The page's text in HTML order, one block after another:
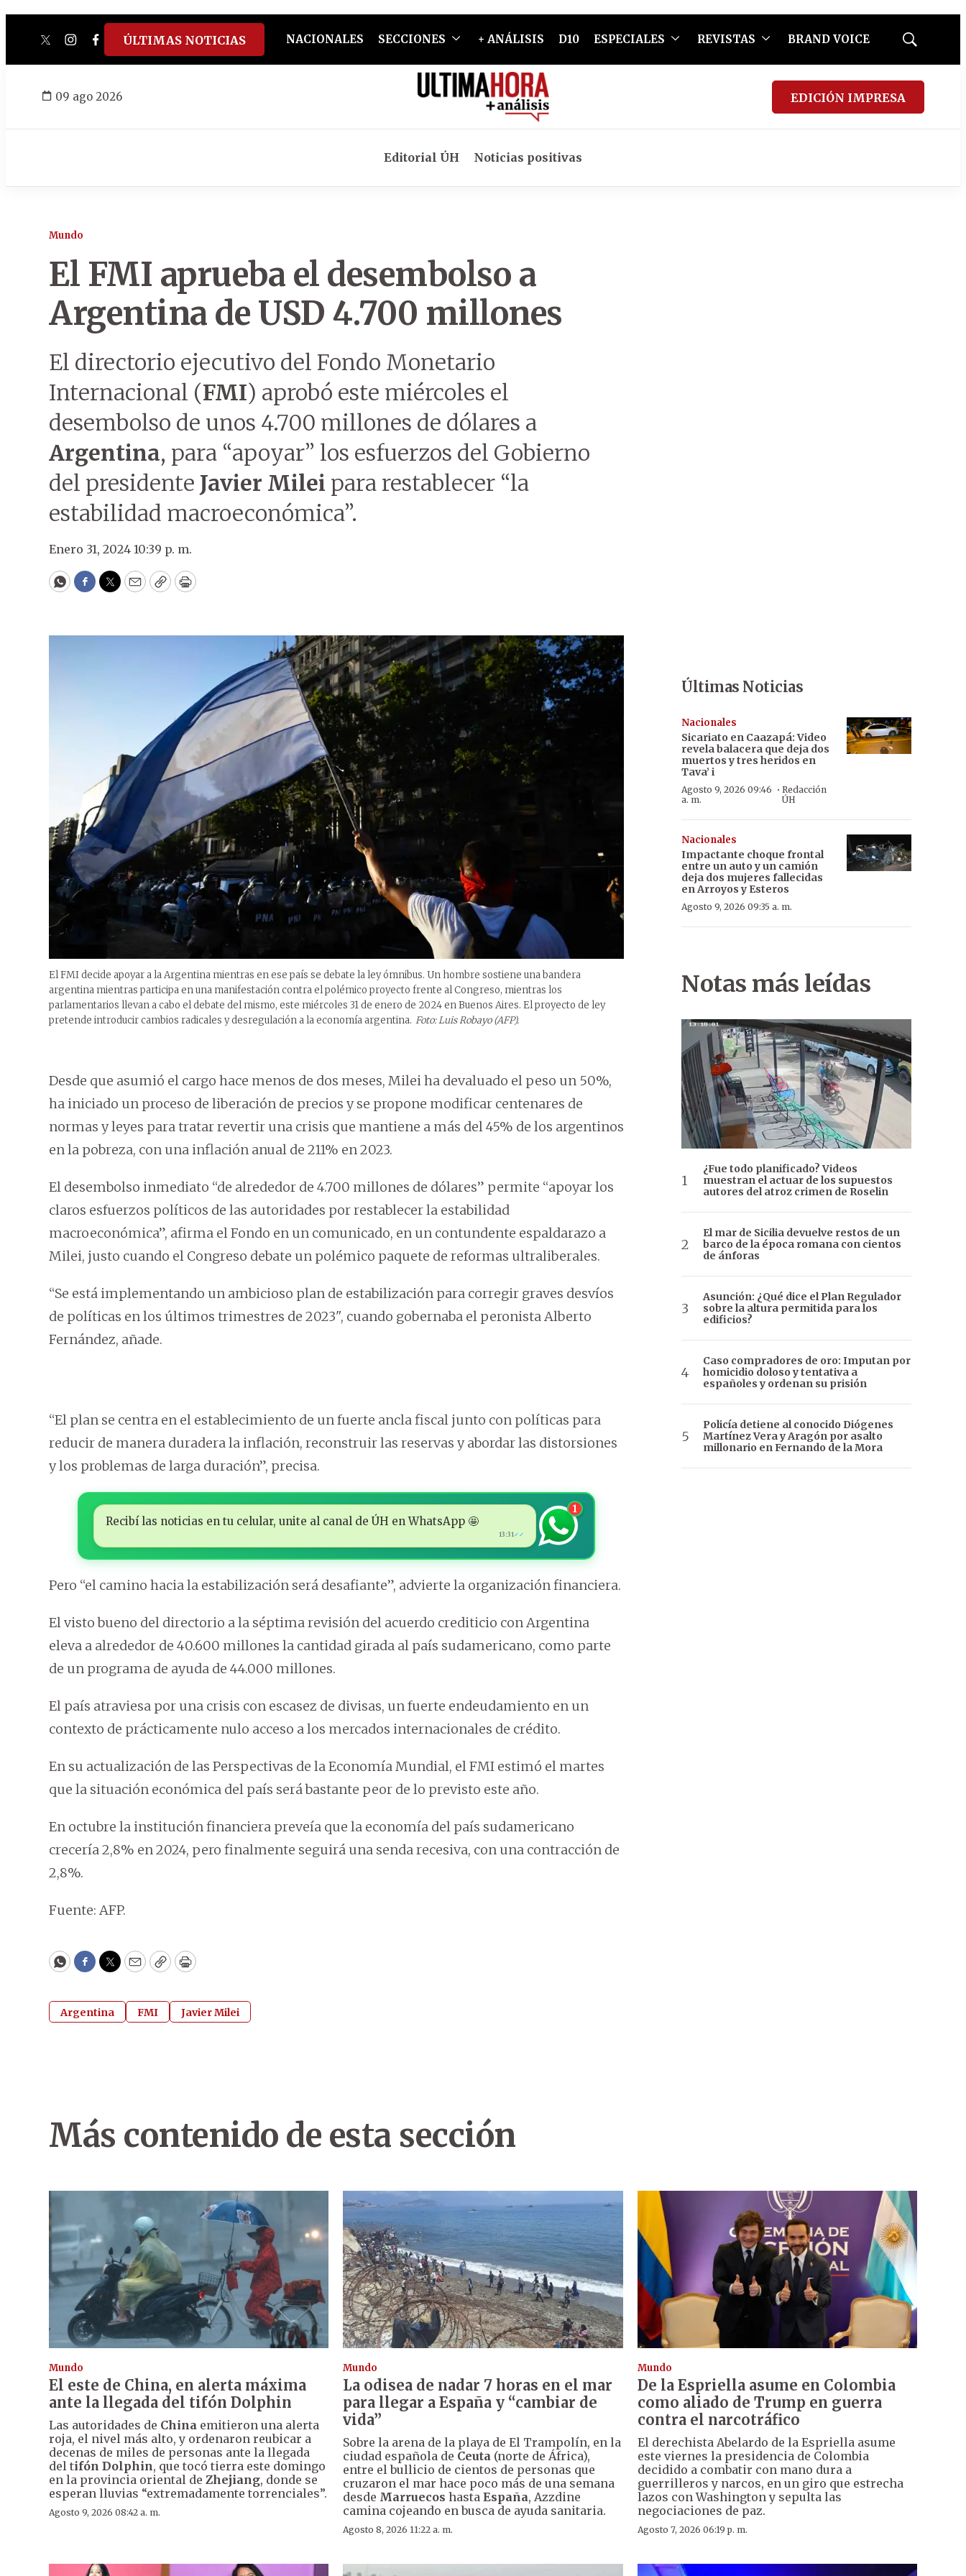
twitterinstagram
facebook
tiktokyoutube
spotify
ÚLTIMAS NOTICIAS NACIONALES SECCIONES + ANÁLISIS D10 ESPECIALES REVISTAS BRAND VOICE
Mostrar
09 ago 2026 EDICIÓN IMPRESA
Editorial ÚH Noticias positivas
Mundo
El FMI aprueba el desembolso a
Argentina de USD 4.700 millones
El directorio ejecutivo del Fondo Monetario
Internacional (FMI) aprobó este miércoles el
desembolso de unos 4.700 millones de dólares a
Argentina, para “apoyar” los esfuerzos del Gobierno
del presidente Javier Milei para restablecer “la
estabilidad macroeconómica”.
Enero 31, 2024 10:39 p. m.
WhatsApp
Facebook
Twitter
EmailCopyPrint
El FMI decide apoyar a la Argentina mientras en ese país se debate la ley ómnibus. Un hombre sostiene una bandera
argentina mientras participa en una manifestación contra el polémico proyecto frente al Congreso, mientras los
parlamentarios llevan a cabo el debate del mismo, este miércoles 31 de enero de 2024 en Buenos Aires. El proyecto de ley
pretende introducir cambios radicales y desregulación a la economía argentina. Foto: Luis Robayo (AFP).
Desde que asumió el cargo hace menos de dos meses, Milei ha devaluado el peso un 50%,
ha iniciado un proceso de liberación de precios y se propone modificar centenares de
normas y leyes para tratar revertir una crisis que mantiene a más del 45% de los argentinos
en la pobreza, con una inflación anual de 211% en 2023.
El desembolso inmediato “de alrededor de 4.700 millones de dólares” permite “apoyar los
claros esfuerzos políticos de las autoridades por restablecer la estabilidad
macroeconómica”, afirma el Fondo en un comunicado, en un contundente espaldarazo a
Milei, justo cuando el Congreso debate un polémico paquete de reformas ultraliberales.
“Se está implementando un ambicioso plan de estabilización para corregir graves desvíos
de políticas en los últimos trimestres de 2023", cuando gobernaba el peronista Alberto
Fernández, añade.
“El plan se centra en el establecimiento de un fuerte ancla fiscal junto con políticas para
reducir de manera duradera la inflación, reconstruir las reservas y abordar las distorsiones
y los problemas de larga duración”, precisa.
Recibí las noticias en tu celular, unite al canal de ÚH en WhatsApp 🤩
13:31✓✓
1
Pero “el camino hacia la estabilización será desafiante”, advierte la organización financiera.
El visto bueno del directorio a la séptima revisión del acuerdo crediticio con Argentina
eleva a alrededor de 40.600 millones la cantidad girada al país sudamericano, como parte
de un programa de ayuda de 44.000 millones.
El país atraviesa por una crisis con escasez de divisas, un fuerte endeudamiento en un
contexto de prácticamente nulo acceso a los mercados internacionales de crédito.
En su actualización de las Perspectivas de la Economía Mundial, el FMI estimó el martes
que la situación económica del país será bastante peor de lo previsto este año.
En octubre la institución financiera preveía que la economía del país sudamericano
crecería 2,8% en 2024, pero finalmente seguirá una senda recesiva, con una contracción de
2,8%.
Fuente: AFP.
WhatsApp
Facebook
Twitter
EmailCopyPrint
Argentina FMI Javier Milei
Últimas Noticias
Nacionales
Sicariato en Caazapá: Video
revela balacera que deja dos
muertos y tres heridos en
Tava’ i
Agosto 9, 2026 09:46
a. m.
·Redacción
ÚH
Nacionales
Impactante choque frontal
entre un auto y un camión
deja dos mujeres fallecidas
en Arroyos y Esteros
Agosto 9, 2026 09:35 a. m.
Notas más leídas
¿Fue todo planificado? Videos
muestran el actuar de los supuestos
autores del atroz crimen de Roselin
El mar de Sicilia devuelve restos de un
barco de la época romana con cientos
de ánforas
Asunción: ¿Qué dice el Plan Regulador
sobre la altura permitida para los
edificios?
Caso compradores de oro: Imputan por
homicidio doloso y tentativa a
españoles y ordenan su prisión
Policía detiene al conocido Diógenes
Martínez Vera y Aragón por asalto
millonario en Fernando de la Mora
Más contenido de esta sección
Mundo
El este de China, en alerta máxima
ante la llegada del tifón Dolphin
Las autoridades de China emitieron una alerta
roja, el nivel más alto, y ordenaron reubicar a
decenas de miles de personas ante la llegada
del tifón Dolphin, que tocó tierra este domingo
en la provincia oriental de Zhejiang, donde se
esperan lluvias “extremadamente torrenciales”.
Agosto 9, 2026 08:42 a. m.
Mundo
La odisea de nadar 7 horas en el mar
para llegar a España y “cambiar de
vida”
Sobre la arena de la playa de El Trampolín, en la
ciudad española de Ceuta (norte de África),
entre el bullicio de cientos de personas que
cruzaron el mar hace poco más de una semana
desde Marruecos hastaEspaña, Azzdine
camina cojeando en busca de ayuda sanitaria.
Agosto 8, 2026 11:22 a. m.
Mundo
De la Espriella asume en Colombia
como aliado de Trump en guerra
contra el narcotráfico
El derechista Abelardo de la Espriella asume
este viernes la presidencia de Colombia
decidido a combatir con mano dura a
guerrilleros y narcos, en un giro que estrecha
lazos con Washington y sepulta las
negociaciones de paz.
Agosto 7, 2026 06:19 p. m.